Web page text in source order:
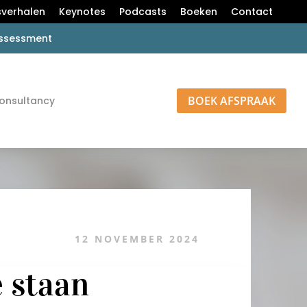
Keynotes Podcasts Boeken
Contact
BOEK AFSPRAAK
12 NOVEMBER 2024
staan